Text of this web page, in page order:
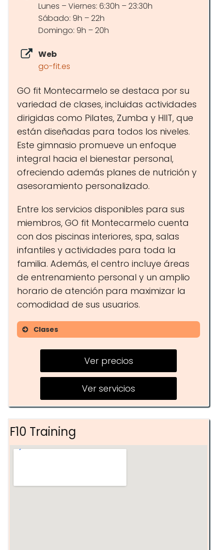
Lunes – Viernes: 6:30h – 23:30h
Sábado: 9h – 22h
Domingo: 9h – 20h
Web
go-fit.es
GO fit Montecarmelo se destaca por su
variedad de clases, incluidas actividades
dirigidas como Pilates, Zumba y HIIT, que
están diseñadas para todos los niveles.
Este gimnasio promueve un enfoque
integral hacia el bienestar personal,
ofreciendo además planes de nutrición y
asesoramiento personalizado.
Entre los servicios disponibles para sus
miembros, GO fit Montecarmelo cuenta
con dos piscinas interiores, spa, salas
infantiles y actividades para toda la
familia. Además, el centro incluye áreas
de entrenamiento personal y un amplio
horario de atención para maximizar la
comodidad de sus usuarios.
Clases
Pilates
HIIT
Cardio
Yoga
Entrenamiento funcional
Ver precios
Ver servicios
F10 Training